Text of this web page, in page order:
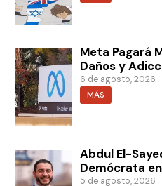
Meta Pagará
Daños y
6 de agosto, 2026
MÁS
Abdul El-
Demócrata
5 de agosto, 2026